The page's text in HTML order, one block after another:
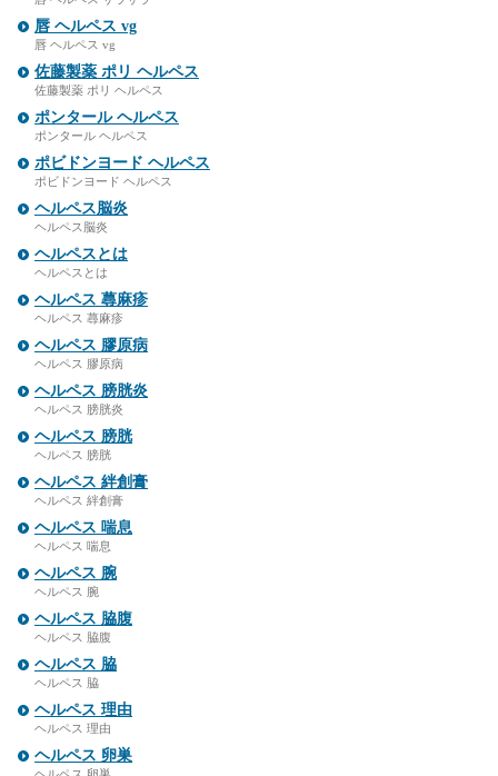
唇 ヘルペス vg
唇 ヘルペス vg
佐藤製薬 ポリ ヘルペス
佐藤製薬 ポリ ヘルペス
ポンタール ヘルペス
ポンタール ヘルペス
ポビドンヨード ヘルペス
ポビドンヨード ヘルペス
ヘルペス脳炎
ヘルペス脳炎
ヘルペスとは
ヘルペスとは
ヘルペス 蕁麻疹
ヘルペス 蕁麻疹
ヘルペス 膠原病
ヘルペス 膠原病
ヘルペス 膀胱炎
ヘルペス 膀胱炎
ヘルペス 膀胱
ヘルペス 膀胱
ヘルペス 絆創膏
ヘルペス 絆創膏
ヘルペス 喘息
ヘルペス 喘息
ヘルペス 腕
ヘルペス 腕
ヘルペス 脇腹
ヘルペス 脇腹
ヘルペス 脇
ヘルペス 脇
ヘルペス 理由
ヘルペス 理由
ヘルペス 卵巣